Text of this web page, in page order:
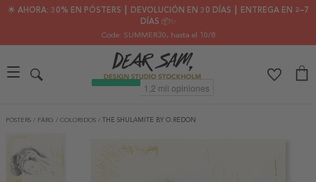
🌟 AHORA: 30% EN PÓSTERS ┃ DEVOLUCIÓN EN 30 DÍAS ┃ ENTREGA EN 2–7
DÍAS 📦✨
Code: SUMMER30, hasta el 10/8
PÓSTERS / FÄRG / COLORIDOS / THE SHULAMITE BY O.REDON